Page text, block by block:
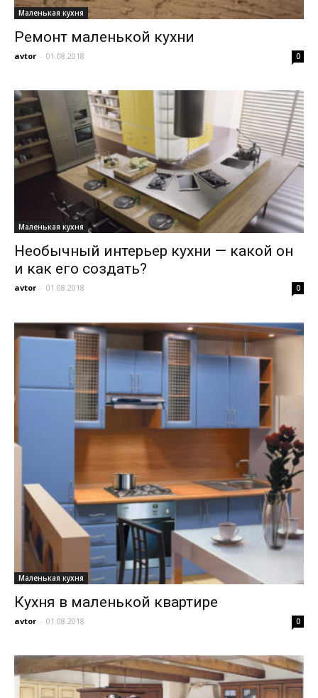
Маленькая кухня
Ремонт маленькой кухни
avtor - 01.08.2018 0
Маленькая кухня
Необычный интерьер кухни — какой он
и как его создать?
avtor - 01.08.2018 0
Маленькая кухня
Кухня в маленькой квартире
avtor - 01.08.2018 0